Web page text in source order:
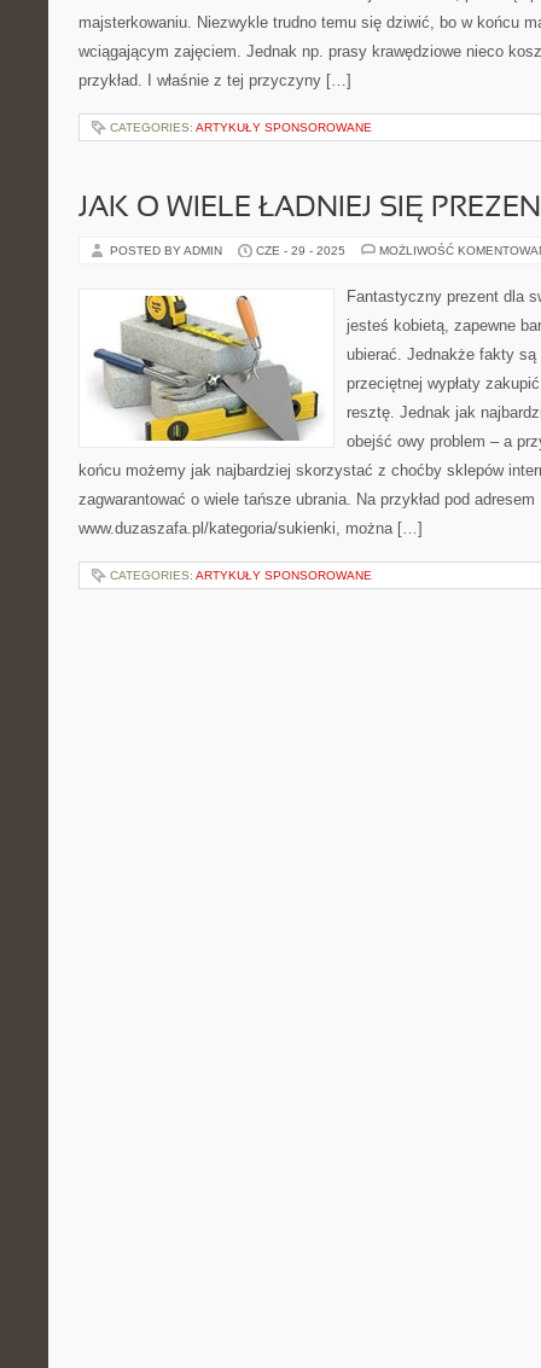
majsterkowaniu. Niezwykle trudno temu się dziwić, bo w końcu
wciągającym zajęciem. Jednak np. prasy krawędziowe nieco
przykład. I właśnie z tej przyczyny […]
CATEGORIES: ARTYKUŁY SPONSOROWANE
JAK O WIELE ŁADNIEJ SIĘ
POSTED BY ADMIN CZE - 29 - 2025 MOŻLIWOŚĆ
Fantastyczny prezent dla
jesteś kobietą, zapewne
ubierać. Jednakże fakty
przeciętnej wypłaty
resztę. Jednak jak
obejść owy problem – a
końcu możemy jak najbardziej skorzystać z choćby sklepów
zagwarantować o wiele tańsze ubrania. Na przykład pod adresem
www.duzaszafa.pl/kategoria/sukienki, można […]
CATEGORIES: ARTYKUŁY SPONSOROWANE